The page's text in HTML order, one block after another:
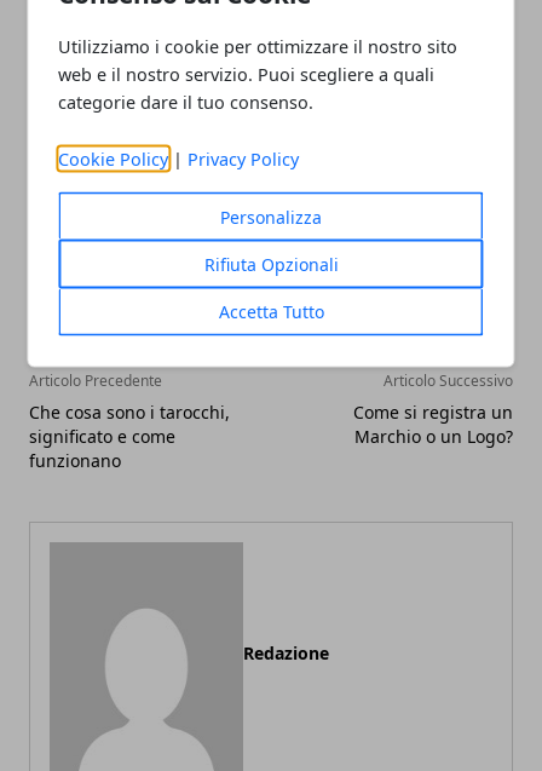
Utilizziamo i cookie per ottimizzare il nostro sito
web e il nostro servizio. Puoi scegliere a quali
categorie dare il tuo consenso.
Cookie Policy | Privacy Policy
Personalizza
Rifiuta Opzionali
Accetta Tutto
approccio etico e responsabile alla comunicazione
online.
Facebook
TwitterWhatsapp
Articolo Precedente
Che cosa sono i tarocchi,
significato e come
funzionano
Articolo Successivo
Come si registra un
Marchio o un Logo?
Redazione